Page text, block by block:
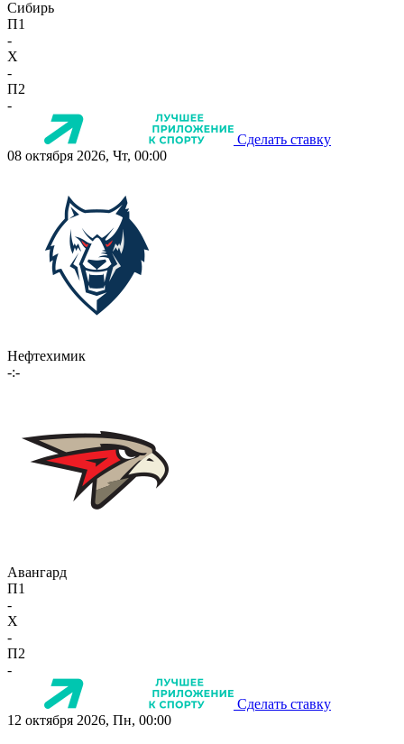
Сибирь
П1
-
X
-
П2
-
Сделать ставку
08 октября 2026, Чт, 00:00
Нефтехимик
-:-
Авангард
П1
-
X
-
П2
-
Сделать ставку
12 октября 2026, Пн, 00:00